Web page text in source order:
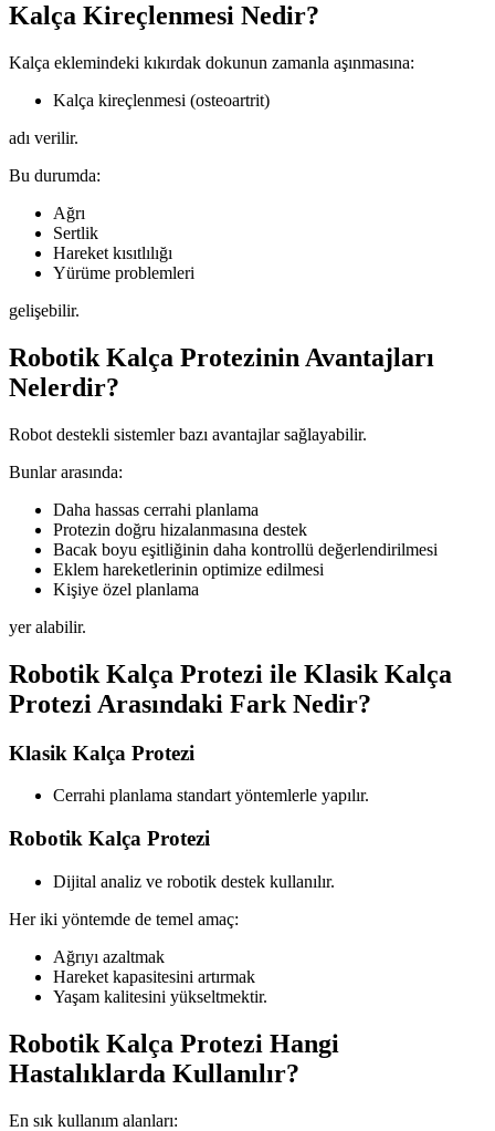
Kalça Kireçlenmesi Nedir?
Kalça eklemindeki kıkırdak dokunun zamanla aşınmasına:
Kalça kireçlenmesi (osteoartrit)
adı verilir.
Bu durumda:
Ağrı
Sertlik
Hareket kısıtlılığı
Yürüme problemleri
gelişebilir.
Robotik Kalça Protezinin Avantajları
Nelerdir?
Robot destekli sistemler bazı avantajlar sağlayabilir.
Bunlar arasında:
Daha hassas cerrahi planlama
Protezin doğru hizalanmasına destek
Bacak boyu eşitliğinin daha kontrollü değerlendirilmesi
Eklem hareketlerinin optimize edilmesi
Kişiye özel planlama
yer alabilir.
Robotik Kalça Protezi ile Klasik Kalça
Protezi Arasındaki Fark Nedir?
Klasik Kalça Protezi
Cerrahi planlama standart yöntemlerle yapılır.
Robotik Kalça Protezi
Dijital analiz ve robotik destek kullanılır.
Her iki yöntemde de temel amaç:
Ağrıyı azaltmak
Hareket kapasitesini artırmak
Yaşam kalitesini yükseltmektir.
Robotik Kalça Protezi Hangi
Hastalıklarda Kullanılır?
En sık kullanım alanları: